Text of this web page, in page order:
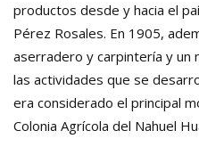
productos desde y hacia el
Pérez Rosales. En 1905,
aserradero y carpintería y un
las actividades que se
era considerado el principal
Colonia Agrícola del Nahuel